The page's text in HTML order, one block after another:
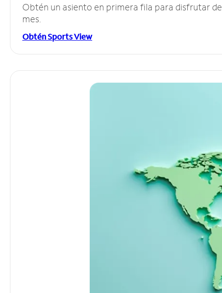
Obtén un asiento en primera fila para disfrutar
mes.
Obtén Sports View